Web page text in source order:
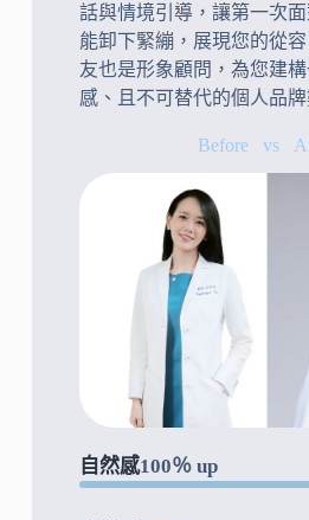
話與情境引導，讓第一次
能卸下緊繃，展現您的從
友也是形象顧問，為您建
感、且不可替代的個人品牌
Before vs
自然感100％ up